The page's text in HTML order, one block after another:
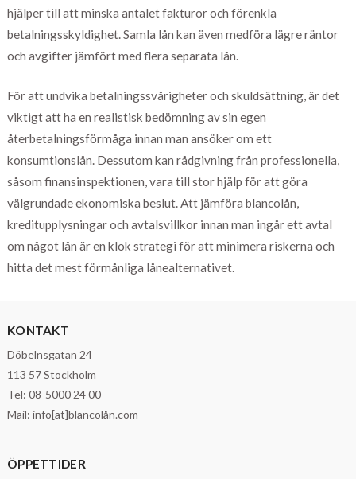
hjälper till att minska antalet fakturor och förenkla
betalningsskyldighet. Samla lån kan även medföra lägre räntor
och avgifter jämfört med flera separata lån.
För att undvika betalningssvårigheter och skuldsättning, är det
viktigt att ha en realistisk bedömning av sin egen
återbetalningsförmåga innan man ansöker om ett
konsumtionslån. Dessutom kan rådgivning från professionella,
såsom finansinspektionen, vara till stor hjälp för att göra
välgrundade ekonomiska beslut. Att jämföra blancolån,
kreditupplysningar och avtalsvillkor innan man ingår ett avtal
om något lån är en klok strategi för att minimera riskerna och
hitta det mest förmånliga lånealternativet.
KONTAKT
Döbelnsgatan 24
113 57 Stockholm
Tel: 08-5000 24 00
Mail: info[at]blancolån.com
ÖPPETTIDER